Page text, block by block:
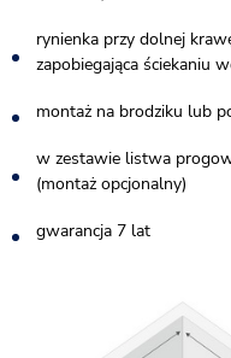
rynienka przy dolnej
zapobiegająca ściekaniu
montaż na brodziku lub
w zestawie listwa
(montaż opcjonalny)
gwarancja 7 lat